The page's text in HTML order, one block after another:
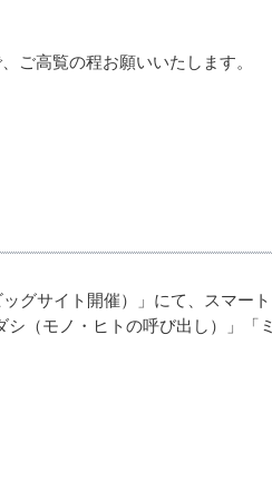
ご高覧の程お願いいたします。
グサイト開催）」にて、スマート
（モノ・ヒトの呼び出し）」「ミ